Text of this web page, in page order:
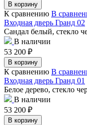
В корзину
К сравнению В
Входная дверь Гранд 02
Сандал белый, стекло
В наличии
53 200 ₽
В корзину
К сравнению В
Входная дверь Гранд 01
Белое дерево, стекло
В наличии
53 200 ₽
В корзину